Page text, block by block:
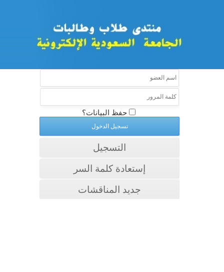
حفظ البيانات؟
التسجيل
إستعادة كلمة السر
جديد المناقشات